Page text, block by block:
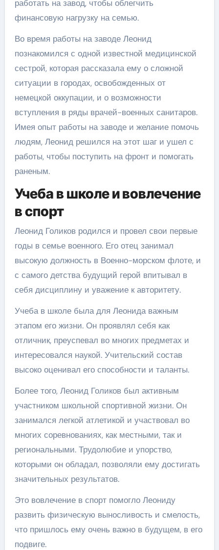
работать на завод, чтобы облегчить
финансовую нагрузку на семью.
Во время работы на заводе Леонид
познакомился с одной известной медицинской
сестрой, которая рассказала ему о сложной
ситуации в городах, освобожденных от
немецкой оккупации, и о возможности
вступления в ряды врачей-военных санитаров.
Имея опыт работы на заводе и желание помочь
людям, Леонид решился на этот шаг и ушел с
работы, чтобы поступить на фронт и помогать
раненым.
Учеба в школе и вовлечение
в спорт
Леонид Голиков родился и провел свои первые
годы в семье военного. Его отец занимал
высокую должность в Военно-морском флоте, и
с самого детства будущий герой впитывал в
себя дисциплину и уважение к авторитету.
Учеба в школе была для Леонида важным
этапом его жизни. Он проявлял себя как
отличник, преуспевал во многих предметах и
интересовался наукой. Учительский состав
высоко оценивал его способности и таланты.
Более того, Леонид Голиков был активным
участником школьной спортивной жизни. Он
занимался легкой атлетикой и участвовал во
многих соревнованиях, как местными, так и
региональными. Трудолюбие и упорство,
которыми он обладал, позволяли ему достигать
значительных результатов.
Это вовлечение в спорт помогло Леониду
развить физическую выносливость и смелость,
что пришлось ему очень важно в будущем, в его
подвиге.